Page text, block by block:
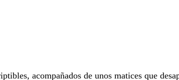
acompañados de unos matices que